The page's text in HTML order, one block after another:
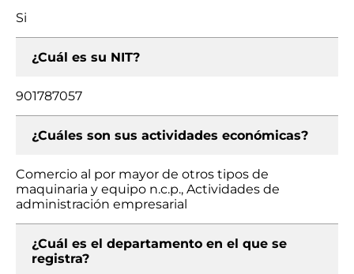
Si
¿Cuál es su NIT?
901787057
¿Cuáles son sus actividades económicas?
Comercio al por mayor de otros tipos de
maquinaria y equipo n.c.p., Actividades de
administración empresarial
¿Cuál es el departamento en el que se
registra?